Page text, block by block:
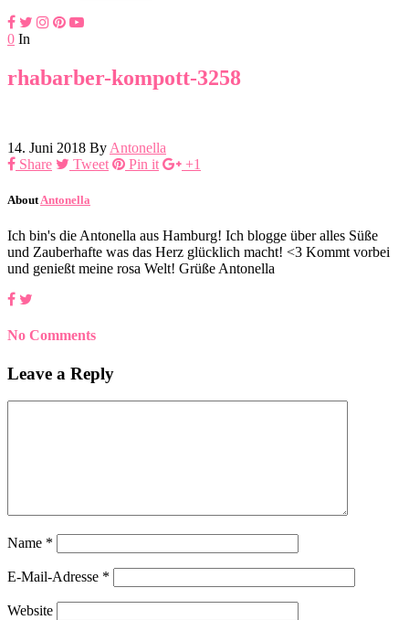
0 In
rhabarber-kompott-3258
14. Juni 2018 By Antonella
Share
Tweet Pin it +1
About Antonella
Ich bin's die Antonella aus Hamburg! Ich blogge über alles Süße
und Zauberhafte was das Herz glücklich macht! <3 Kommt vorbei
und genießt meine rosa Welt! Grüße Antonella
No Comments
Leave a Reply
Name *
E-Mail-Adresse *
Website